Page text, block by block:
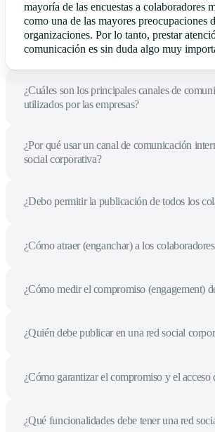
mayoría de las encuestas a colaboradores
como una de las mayores preocupaciones
organizaciones. Por lo tanto, prestar
comunicación es sin duda algo muy
¿Cuáles son los principales canales de
utilizados por las empresas?
¿Por qué usar un canal de comunicación
social corporativa?
¿Debo permitir la publicación de todos los
¿Cómo atraer (enganchar) a los
¿Cómo medir el compromiso (engagement)
¿Quién debe publicar en una red social
¿Cómo garantizar el compromiso y el acceso
¿Qué funcionalidades debe tener una red